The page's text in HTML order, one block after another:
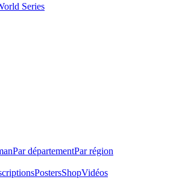
Series
Par départementPar région
PostersShopVidéos